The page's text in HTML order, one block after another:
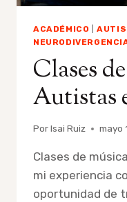
ACADÉMICO |
Clases
Autistas
PorIsai Ruiz mayo
Clases de
mi experiencia
oportunidad de